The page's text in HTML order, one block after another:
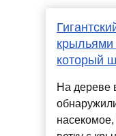
который
На дереве